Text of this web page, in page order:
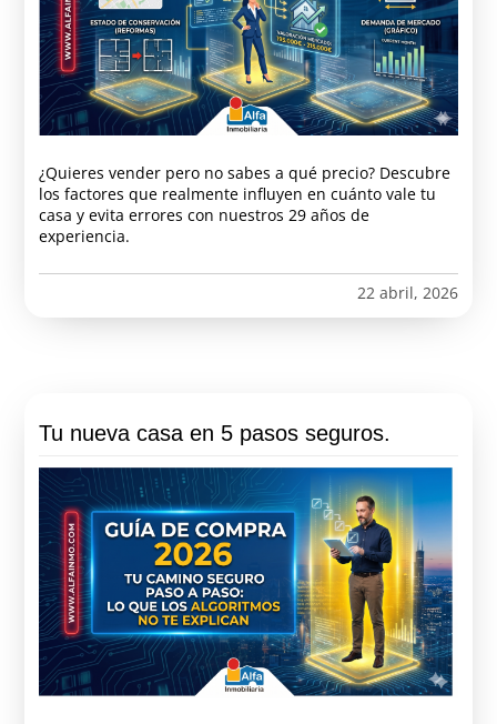
¿Quieres vender pero no sabes a qué precio? Descubre
los factores que realmente influyen en cuánto vale tu
casa y evita errores con nuestros 29 años de
experiencia.
22 abril, 2026
Tu nueva casa en 5 pasos seguros.